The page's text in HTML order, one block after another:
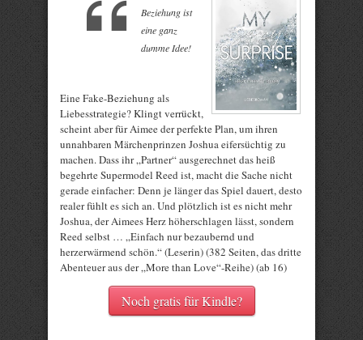
Beziehung ist
eine ganz
dumme Idee!
Eine Fake-Beziehung als
Liebesstrategie? Klingt verrückt,
scheint aber für Aimee der perfekte Plan, um ihren
unnahbaren Märchenprinzen Joshua eifersüchtig zu
machen. Dass ihr „Partner“ ausgerechnet das heiß
begehrte Supermodel Reed ist, macht die Sache nicht
gerade einfacher: Denn je länger das Spiel dauert, desto
realer fühlt es sich an. Und plötzlich ist es nicht mehr
Joshua, der Aimees Herz höherschlagen lässt, sondern
Reed selbst … „Einfach nur bezaubernd und
herzerwärmend schön.“ (Leserin) (382 Seiten, das dritte
Abenteuer aus der „More than Love“-Reihe) (ab 16)
Noch gratis für Kindle?